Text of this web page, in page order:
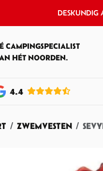
DESKUNDIG
CAMPINGSPECIALIST
HÉT NOORDEN.
4.4
ZWEMVESTEN